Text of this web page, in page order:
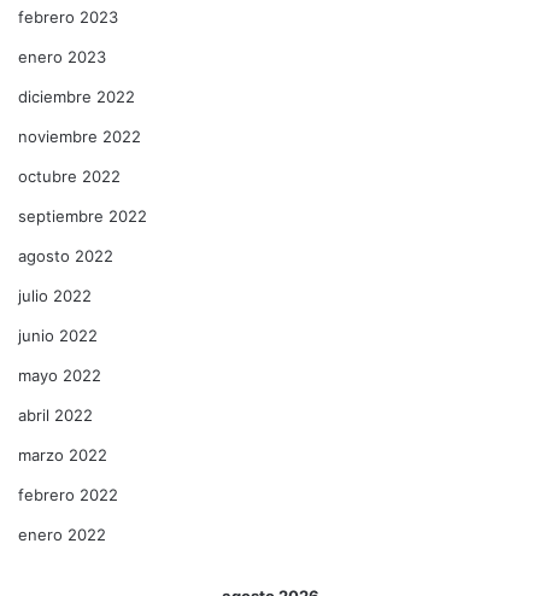
febrero 2023
enero 2023
diciembre 2022
noviembre 2022
octubre 2022
septiembre 2022
agosto 2022
julio 2022
junio 2022
mayo 2022
abril 2022
marzo 2022
febrero 2022
enero 2022